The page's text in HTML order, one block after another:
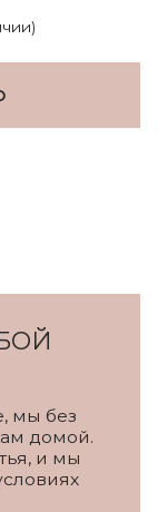
мы без
домой.
и мы